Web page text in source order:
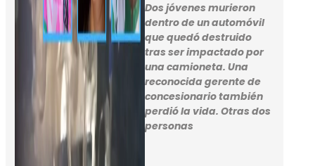
Dos jóvenes murieron
dentro de un automóvil
que quedó destruido
tras ser impactado por
una camioneta. Una
reconocida gerente de
concesionario también
perdió la vida. Otras dos
personas